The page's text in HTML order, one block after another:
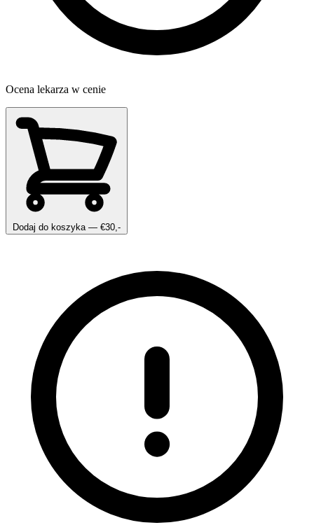
Ocena lekarza w cenie
Dodaj do koszyka— €30,-